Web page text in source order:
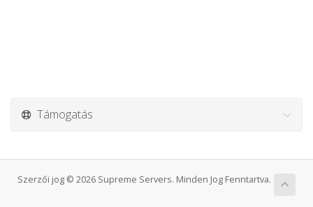
Támogatás
Szerzői jog © 2026 Supreme Servers. Minden Jog Fenntartva.